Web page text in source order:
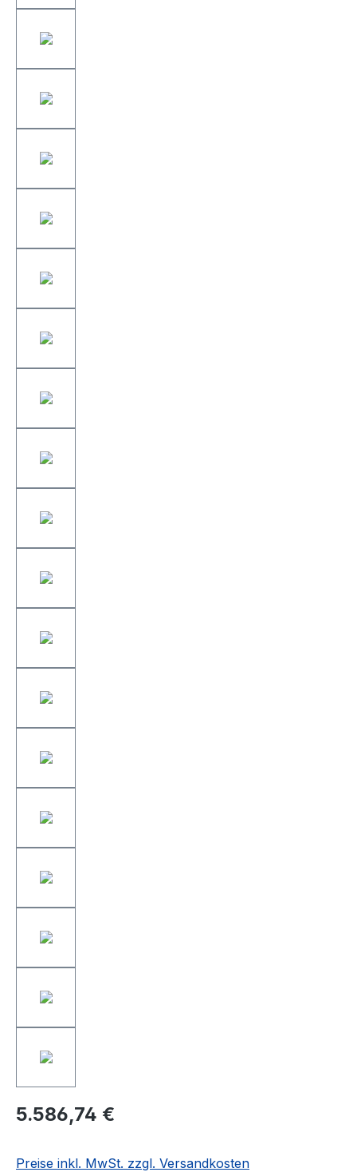
5.586,74 €
Preise inkl. MwSt. zzgl. Versandkosten